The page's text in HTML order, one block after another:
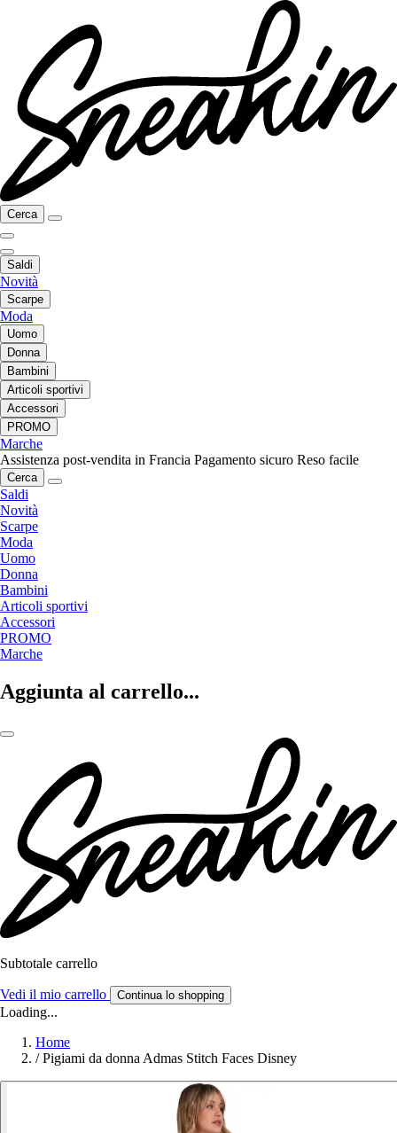
Cerca
Saldi
Novità
Scarpe
Moda
Uomo
Donna
Bambini
Articoli sportivi
Accessori
PROMO
Marche
Assistenza post-vendita in Francia Pagamento sicuro Reso facile
Cerca
Saldi
Novità
Scarpe
Moda
Uomo
Donna
Bambini
Articoli sportivi
Accessori
PROMO
Marche
Aggiunta al carrello...
Subtotale carrello
Vedi il mio carrello Continua lo shopping
Loading...
Home
/ Pigiami da donna Admas Stitch Faces Disney